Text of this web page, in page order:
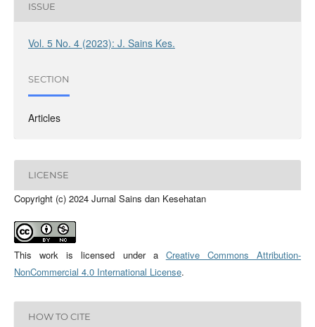
ISSUE
Vol. 5 No. 4 (2023): J. Sains Kes.
SECTION
Articles
LICENSE
Copyright (c) 2024 Jurnal Sains dan Kesehatan
This work is licensed under a Creative Commons Attribution-
NonCommercial 4.0 International License.
HOW TO CITE